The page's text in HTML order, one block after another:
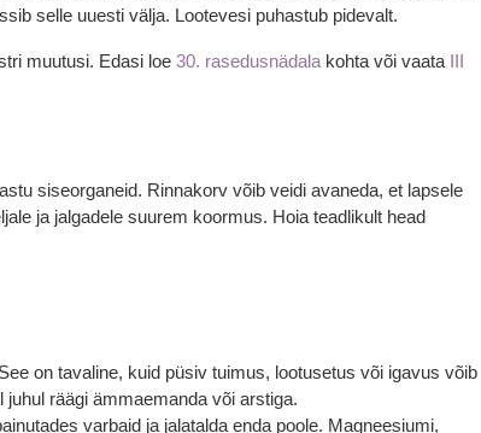
selle uuesti välja. Lootevesi puhastub pidevalt.
muutusi. Edasi loe 30. rasedusnädala kohta või vaata III
siseorganeid. Rinnakorv võib veidi avaneda, et lapsele
ja jalgadele suurem koormus. Hoia teadlikult head
on tavaline, kuid püsiv tuimus, lootusetus või igavus võib
räägi ämmaemanda või arstiga.
varbaid ja jalatalda enda poole. Magneesiumi,